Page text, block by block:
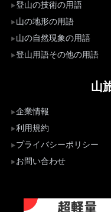
登山の技術の用語
山の地形の用語
山の自然現象の用語
登山用語その他の用語
山
企業情報
利用規約
プライバシーポリシー
お問い合わせ